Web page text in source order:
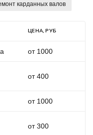
карданных валов
ЦЕНА, РУБ
от 1000
от 400
от 1000
от 300